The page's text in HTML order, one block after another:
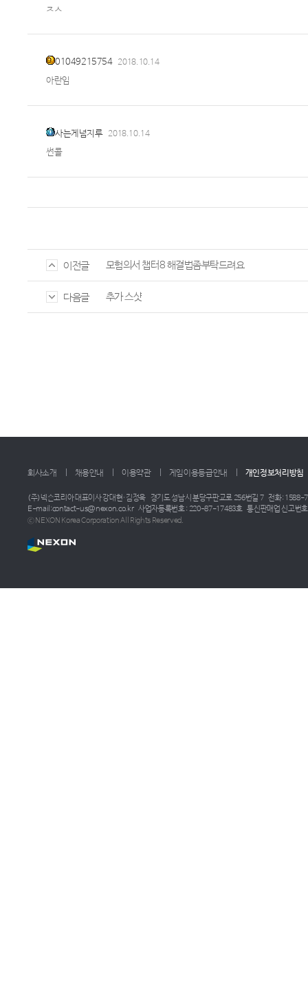
ㅈㅅ
01049215754 2018.10.14
아란임
사는게넘지루 2018.10.14
썬콜
이전글 모험의서 챕터8 해결법좀부탁드려요
다음글 추가 스샷
회사소개 채용안내 이용약관 게임이용등급안내 개인정보처리방침
(주)넥슨코리아 대표이사 강대현·김정욱 경기도 성남시 분당구판교로 256번길 7 전화: 1588-
E-mail:contact-us@nexon.co.kr 사업자등록번호 : 220-87-17483호 통신판매업 신고번
ⓒ NEXON Korea Corporation All Rights Reserved.